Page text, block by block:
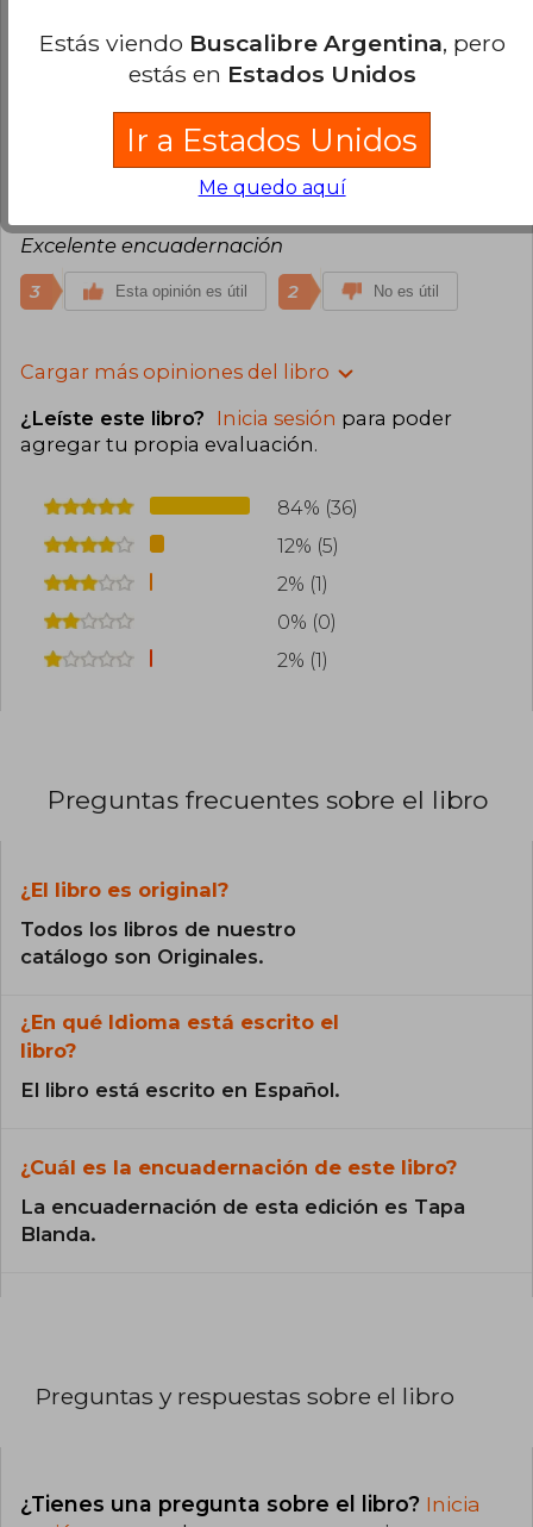
orígenes. Un lenguaje muy universal.
Adriana Graciela Maio
Lunes 07 de
Excelente encuadernación
3 Esta opinión es útil 2 No es útil
Cargar más opiniones del libro
¿Leíste este libro? Inicia sesión para poder
agregar tu propia evaluación.
84% (36)
12% (5)
2% (1)
0% (0)
2% (1)
Preguntas frecuentes sobre el libro
¿El libro es original?
Todos los libros de nuestro
catálogo son Originales.
¿En qué Idioma está escrito el
libro?
El libro está escrito en Español.
¿Cuál es la encuadernación de este libro?
La encuadernación de esta edición es Tapa
Blanda.
Preguntas y respuestas sobre el libro
¿Tienes una pregunta sobre el libro? Inicia
Estás viendo Buscalibre Argentina, pero
estás en Estados Unidos
Ir a Estados Unidos
Me quedo aquí